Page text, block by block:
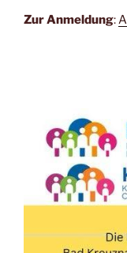
Zur Anmel­dung: